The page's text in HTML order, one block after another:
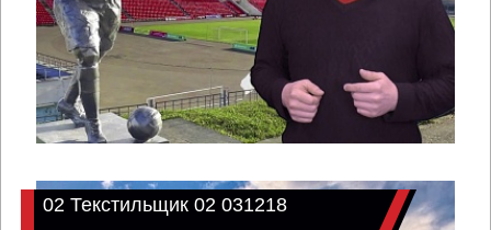
02 Текстильщик 02 031218